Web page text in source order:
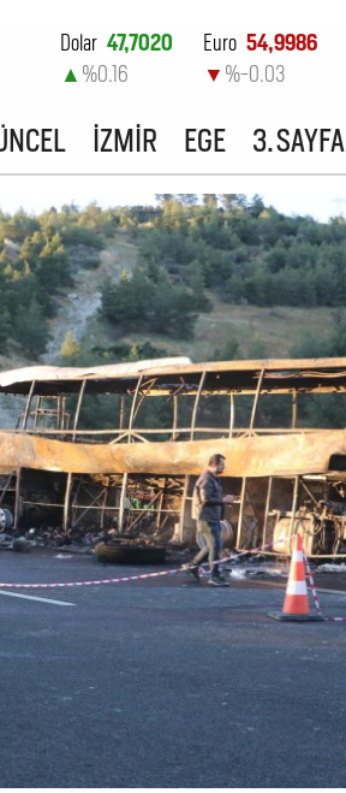
Dolar 47,7020
▲ %0.16
Euro 54,9986
▼ %-0.03
%0.7
İZMİR EGE 3. SAYFA